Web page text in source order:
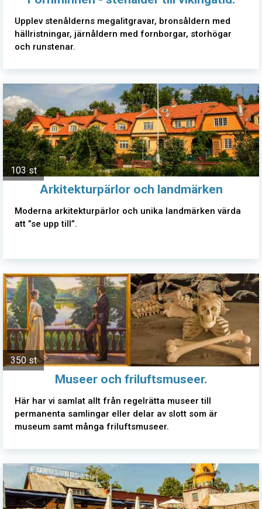
Upplev stenålderns megalitgravar, bronsåldern med
hällristningar, järnåldern med fornborgar, storhögar
och runstenar.
103 st
Arkitekturpärlor och landmärken
Moderna arkitekturpärlor och unika landmärken värda
att ”se upp till”.
350 st
Museer och friluftsmuseer.
Här har vi samlat allt från regelrätta museer till
permanenta samlingar eller delar av slott som är
museum samt många friluftsmuseer.